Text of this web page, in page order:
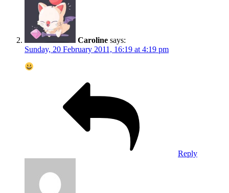
Caroline says:
Sunday, 20 February 2011, 16:19 at 4:19 pm
Reply